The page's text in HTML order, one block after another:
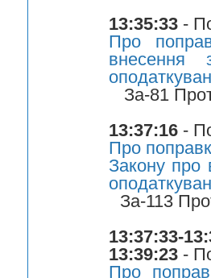
13:35:33 -
Про
внесення
За-81
13:37:16 -
Про
Закону про
За-113
13:37:33-
13:39:23 -
Про